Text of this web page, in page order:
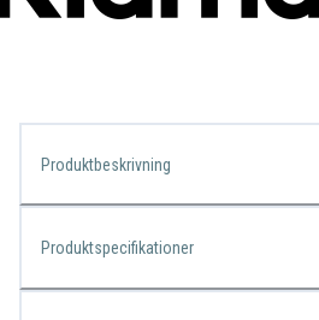
Produktbeskrivning
Produktspecifikationer